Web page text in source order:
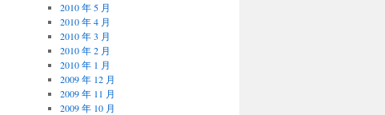
2010 年 5 月
2010 年 4 月
2010 年 3 月
2010 年 2 月
2010 年 1 月
2009 年 12 月
2009 年 11 月
2009 年 10 月